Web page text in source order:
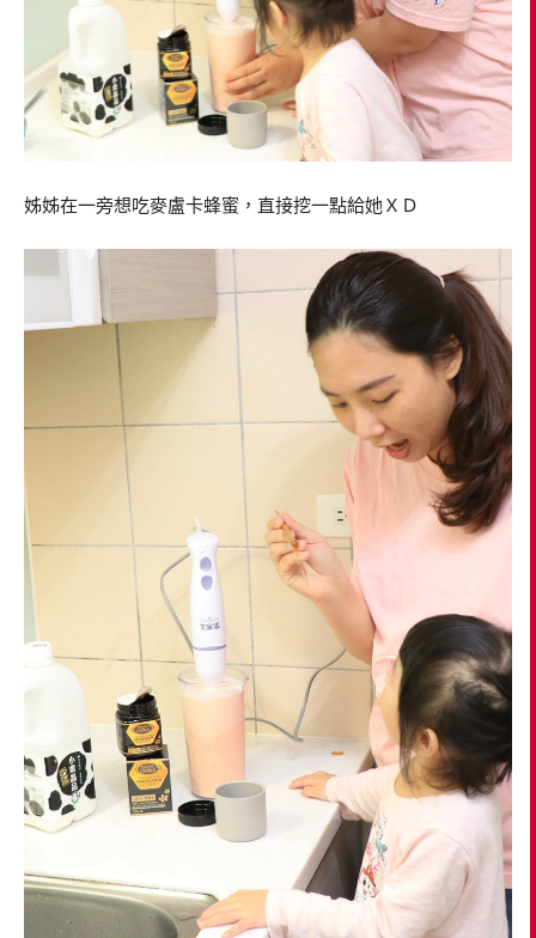
姊姊在一旁想吃麥盧卡蜂蜜，直接挖一點給她ＸＤ